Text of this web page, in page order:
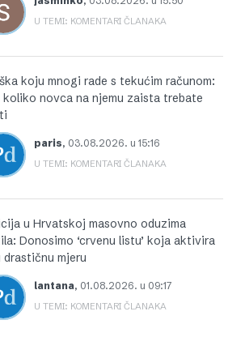
U TEMI: KOMENTARI ČLANAKA
koju mnogi rade s tekućim računom:
koliko novca na njemu zaista trebate
paris, 03.08.2026. u 15:16
U TEMI: KOMENTARI ČLANAKA
u Hrvatskoj masovno oduzima
Donosimo ‘crvenu listu’ koja aktivira
drastičnu mjeru
lantana, 01.08.2026. u 09:17
U TEMI: KOMENTARI ČLANAKA